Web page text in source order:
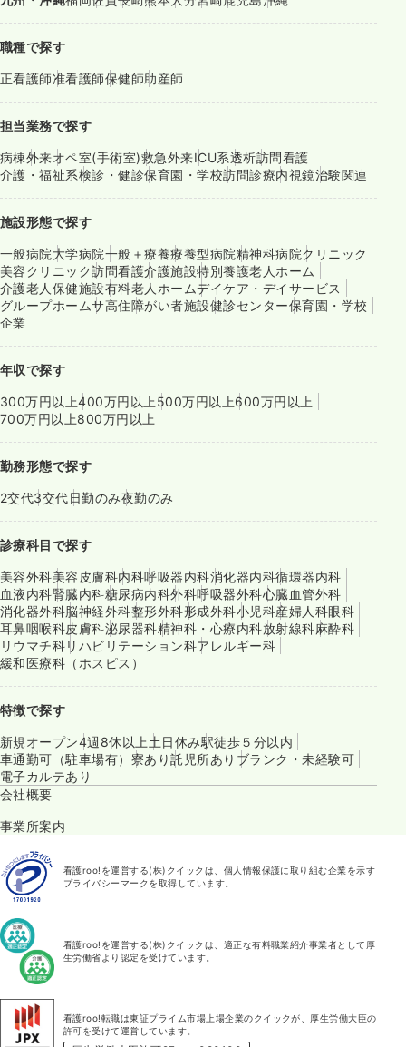
職種で探す
正看護師准看護師保健師助産師
担当業務で探す
病棟外来オペ室(手術室)救急外来ICU系透析訪問看護
介護・福祉系検診・健診保育園・学校訪問診療内視鏡治験関連
施設形態で探す
一般病院大学病院一般＋療養療養型病院精神科病院クリニック
美容クリニック訪問看護介護施設特別養護老人ホーム
介護老人保健施設有料老人ホームデイケア・デイサービス
グループホームサ高住障がい者施設健診センター保育園・学校
企業
年収で探す
300万円以上400万円以上 500万円以上600万円以上
700万円以上800万円以上
勤務形態で探す
2交代3交代日勤のみ夜勤のみ
診療科目で探す
美容外科美容皮膚科内科呼吸器内科消化器内科循環器内科
血液内科腎臓内科糖尿病内科外科呼吸器外科心臓血管外科
消化器外科脳神経外科整形外科形成外科小児科産婦人科眼科
耳鼻咽喉科皮膚科泌尿器科精神科・心療内科放射線科麻酔科
リウマチ科リハビリテーション科アレルギー科
緩和医療科（ホスピス）
特徴で探す
新規オープン4週8休以上 土日休み駅徒歩５分以内
車通勤可（駐車場有） 寮あり託児所あり ブランク・未経験可
電子カルテあり
会社概要
事業所案内
看護roo!を運営する(株)クイックは、個人情報保護に取り組む企業を示す
プライバシーマークを取得しています。
看護roo!を運営する(株)クイックは、適正な有料職業紹介事業者として厚
生労働省より認定を受けています。
看護roo!転職は東証プライム市場上場企業のクイックが、厚生労働大臣の
許可を受けて運営しています。